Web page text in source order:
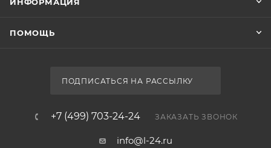
ПОМОЩЬ
ПОДПИСАТЬСЯ НА РАССЫЛКУ
+7 (499) 703-24-24 ЗАКАЗАТЬ ЗВОНОК
info@l-24.ru